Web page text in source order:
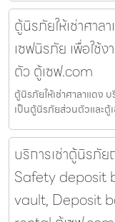
ตู้นิรภัยให้เช่าศาล
เซฟนิรภัย เพื่อใช้
ตัว ตู้เซฟ.com
ตู้นิรภัยให้เช่าศาลาแดง
เป็นตู้นิรภัยส่วนตัวและตู้
บริการเช่าตู้นิรภั
Safety deposit
vault, Deposit